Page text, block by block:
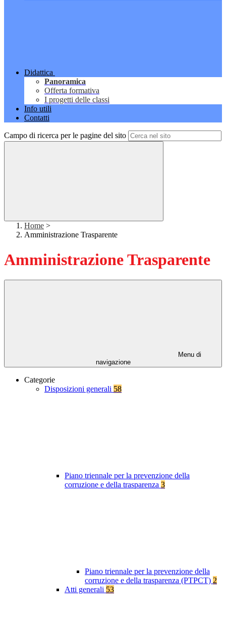
Didattica
Panoramica
Offerta formativa
I progetti delle classi
Info utili
Contatti
Campo di ricerca per le pagine del sito
Home >
Amministrazione Trasparente
Amministrazione Trasparente
Menu di
navigazione
Categorie
Disposizioni generali 58
Piano triennale per la prevenzione della
corruzione e della trasparenza 3
Piano triennale per la prevenzione della
corruzione e della trasparenza (PTPCT) 2
Atti generali 53